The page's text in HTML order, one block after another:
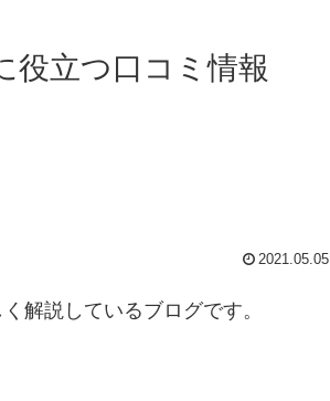
役立つ口コミ情報
2021.05.05
解説しているブログです。